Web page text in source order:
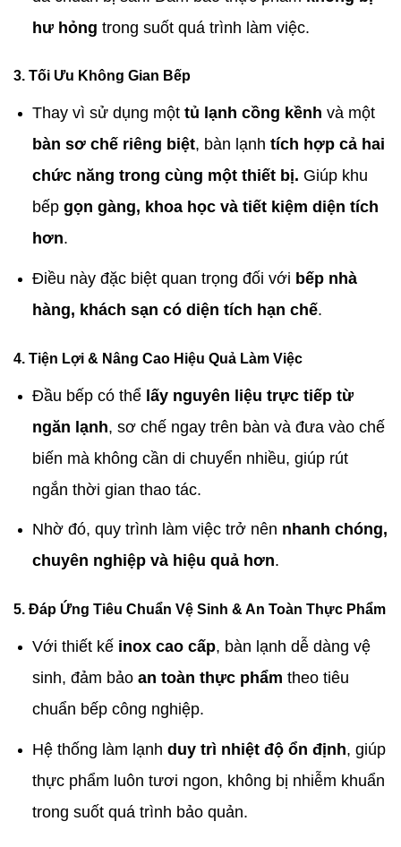
hư hỏng trong suốt quá trình làm việc.
3. Tối Ưu Không Gian Bếp
Thay vì sử dụng một tủ lạnh cồng kềnh và một
bàn sơ chế riêng biệt, bàn lạnh tích hợp cả hai
chức năng trong cùng một thiết bị. Giúp khu
bếp gọn gàng, khoa học và tiết kiệm diện tích
hơn.
Điều này đặc biệt quan trọng đối với bếp nhà
hàng, khách sạn có diện tích hạn chế.
4. Tiện Lợi & Nâng Cao Hiệu Quả Làm Việc
Đầu bếp có thể lấy nguyên liệu trực tiếp từ
ngăn lạnh, sơ chế ngay trên bàn và đưa vào chế
biến mà không cần di chuyển nhiều, giúp rút
ngắn thời gian thao tác.
Nhờ đó, quy trình làm việc trở nên nhanh chóng,
chuyên nghiệp và hiệu quả hơn.
5. Đáp Ứng Tiêu Chuẩn Vệ Sinh & An Toàn Thực Phẩm
Với thiết kế inox cao cấp, bàn lạnh dễ dàng vệ
sinh, đảm bảo an toàn thực phẩm theo tiêu
chuẩn bếp công nghiệp.
Hệ thống làm lạnh duy trì nhiệt độ ổn định, giúp
thực phẩm luôn tươi ngon, không bị nhiễm khuẩn
trong suốt quá trình bảo quản.